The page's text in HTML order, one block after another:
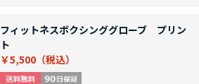
フィットネスボクシンググローブ プリン
ト
￥5,500